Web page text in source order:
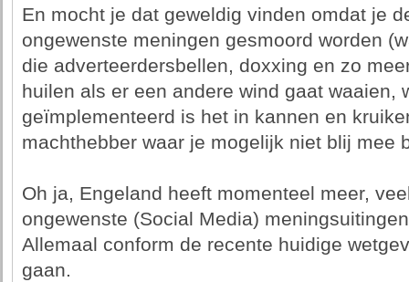
En mocht je dat geweldig vinden omdat je
ongewenste meningen gesmoord worden
die adverteerdersbellen, doxxing en zo
huilen als er een andere wind gaat waaien,
geïmplementeerd is het in kannen en
machthebber waar je mogelijk niet blij mee
Oh ja, Engeland heeft momenteel meer,
ongewenste (Social Media)
Allemaal conform de recente huidige
gaan.